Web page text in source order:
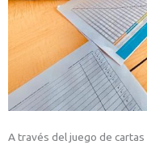
A través del juego de cartas